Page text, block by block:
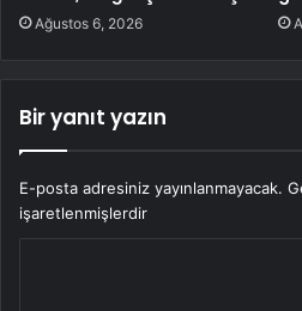
Ağustos 6, 2026
Bir yanıt yazın
E-posta adresiniz yayınlanmayacak.
işaretlenmişlerdir